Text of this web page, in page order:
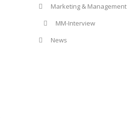
Marketing & Management
MM-Interview
News